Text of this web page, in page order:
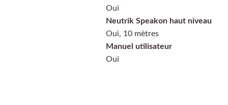
Oui
Neutrik Speakon haut niveau
Oui, 10 mètres
Manuel utilisateur
Oui